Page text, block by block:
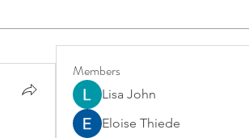
Members
Lisa John
Eloise Thiede